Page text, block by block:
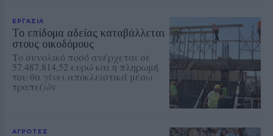
ΕΡΓΑΣΙΑ
Το επίδομα αδείας καταβάλλεται
στους οικοδόμους
Το συνολικό ποσό ανέρχεται σε
57.487.814,52 ευρώ και η πληρωμή
του θα γίνει αποκλειστικά μέσω
τραπεζών
ΑΓΡΟΤΕΣ